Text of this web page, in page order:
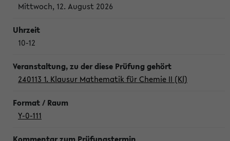
Mittwoch, 12. August 2026
10-12
240113 1. Klausur Mathematik für Chemie II (Kl)
Y-0-111